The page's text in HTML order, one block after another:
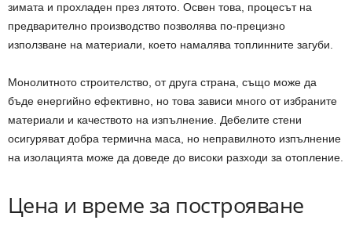
зимата и прохладен през лятото. Освен това, процесът на
предварително производство позволява по-прецизно
използване на материали, което намалява топлинните загуби.
Монолитното строителство, от друга страна, също може да
бъде енергийно ефективно, но това зависи много от избраните
материали и качеството на изпълнение. Дебелите стени
осигуряват добра термична маса, но неправилното изпълнение
на изолацията може да доведе до високи разходи за отопление.
Цена и време за построяване